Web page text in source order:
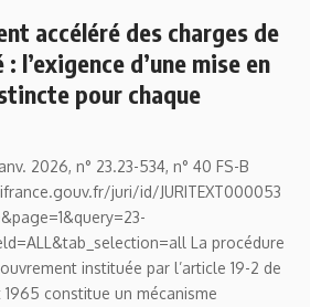
accéléré des charges de
l’exigence d’une mise en
pour chaque
2026, n° 23.23-534, n° 40 FS-B
juri/id/JURITEXT000053
La procédure
instituée par l’article 19-2 de
constitue un mécanisme